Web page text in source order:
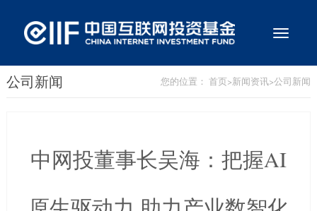
切
航
您的位置：首页>新闻资讯>公司新闻
公司新闻
中网投董事长吴海：把握AI